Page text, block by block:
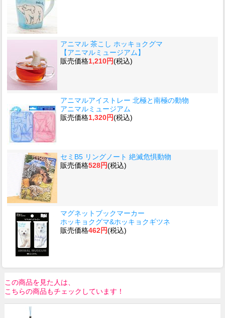
アニマル 茶こし ホッキョクグマ
【アニマルミュージアム】
販売価格1,210円(税込)
アニマルアイストレー 北極と南極の動物
アニマルミュージアム
販売価格1,320円(税込)
セミB5 リングノート 絶滅危惧動物
販売価格528円(税込)
マグネットブックマーカー
ホッキョクグマ&ホッキョクギツネ
販売価格462円(税込)
この商品を見た人は、
こちらの商品もチェックしています！